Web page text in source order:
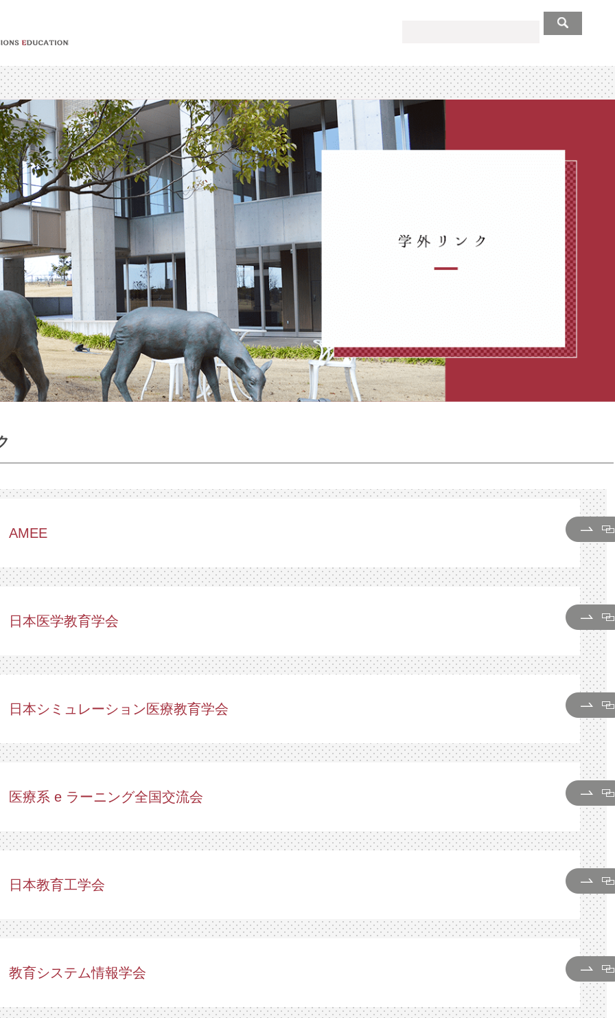
AMEE
日本医学教育学会
日本シミュレーション医療教育学会
医療系 e ラーニング全国交流会
日本教育工学会
教育システム情報学会